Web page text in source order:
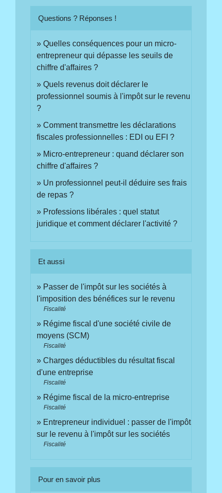
Questions ? Réponses !
Quelles conséquences pour un micro-
entrepreneur qui dépasse les seuils de
chiffre d'affaires ?
Quels revenus doit déclarer le
professionnel soumis à l'impôt sur le revenu
?
Comment transmettre les déclarations
fiscales professionnelles : EDI ou EFI ?
Micro-entrepreneur : quand déclarer son
chiffre d'affaires ?
Un professionnel peut-il déduire ses frais
de repas ?
Professions libérales : quel statut
juridique et comment déclarer l'activité ?
Et aussi
Passer de l'impôt sur les sociétés à
l'imposition des bénéfices sur le revenu
Fiscalité
Régime fiscal d'une société civile de
moyens (SCM)
Fiscalité
Charges déductibles du résultat fiscal
d'une entreprise
Fiscalité
Régime fiscal de la micro-entreprise
Fiscalité
Entrepreneur individuel : passer de l'impôt
sur le revenu à l'impôt sur les sociétés
Fiscalité
Pour en savoir plus